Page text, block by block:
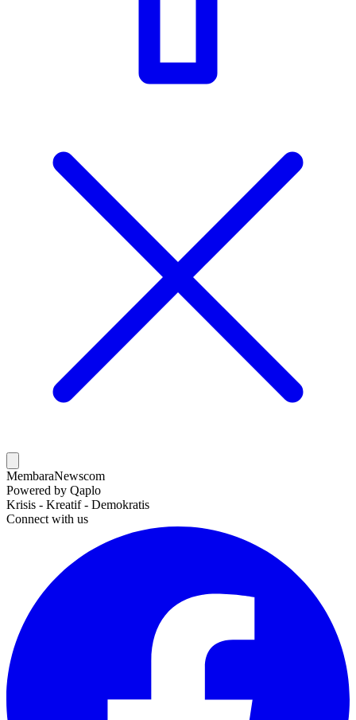
MembaraNewscom
Powered by Qaplo
Krisis - Kreatif - Demokratis
Connect with us